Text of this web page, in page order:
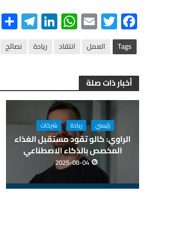
F
ac
e
b
o
o
k
T
wi
tt
er
E
m
ail
W
h
at
A
p
p
Li
n
ke
n
Te
le
gr
m
S
h Tags العمل انتقاد ريادة نصائح
أخبار ذات صلة
رئيسي ريادة شركات
الراوي: كالو تقود مستقبل الغذاء
المخصص بالذكاء الاصطناعي
2025-08-04